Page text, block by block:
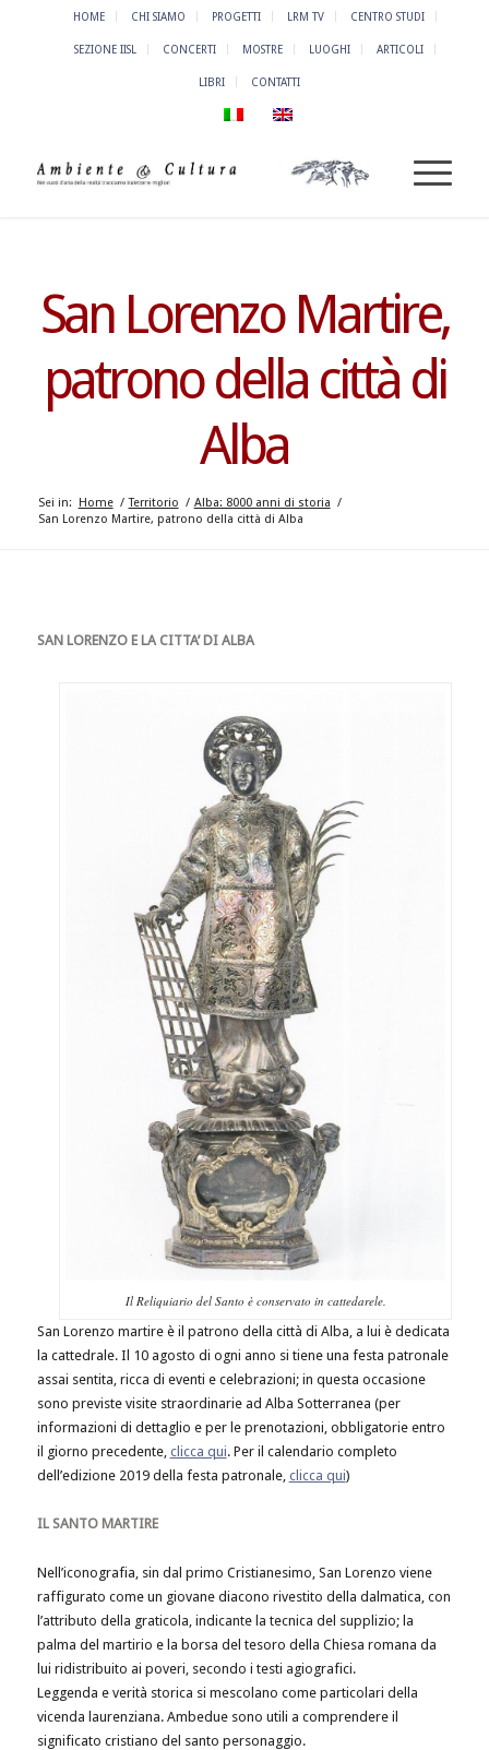
HOME CHI SIAMO PROGETTI LRM TV CENTRO STUDI
SEZIONE IISL CONCERTI MOSTRE LUOGHI ARTICOLI
LIBRI CONTATTI
San Lorenzo Martire,
patrono della città di
Alba
Sei in: Home / Territorio / Alba: 8000 anni di storia /
San Lorenzo Martire, patrono della città di Alba
SAN LORENZO E LA CITTA’ DI ALBA
Il Reliquiario del Santo è conservato in cattedarele.
San Lorenzo martire è il patrono della città di Alba, a lui è dedicata
la cattedrale. Il 10 agosto di ogni anno si tiene una festa patronale
assai sentita, ricca di eventi e celebrazioni; in questa occasione
sono previste visite straordinarie ad Alba Sotterranea (per
informazioni di dettaglio e per le prenotazioni, obbligatorie entro
il giorno precedente, clicca qui. Per il calendario completo
dell’edizione 2019 della festa patronale, clicca qui)
IL SANTO MARTIRE
Nell’iconografia, sin dal primo Cristianesimo, San Lorenzo viene
raffigurato come un giovane diacono rivestito della dalmatica, con
l’attributo della graticola, indicante la tecnica del supplizio; la
palma del martirio e la borsa del tesoro della Chiesa romana da
lui ridistribuito ai poveri, secondo i testi agiografici.
Leggenda e verità storica si mescolano come particolari della
vicenda laurenziana. Ambedue sono utili a comprendere il
significato cristiano del santo personaggio.